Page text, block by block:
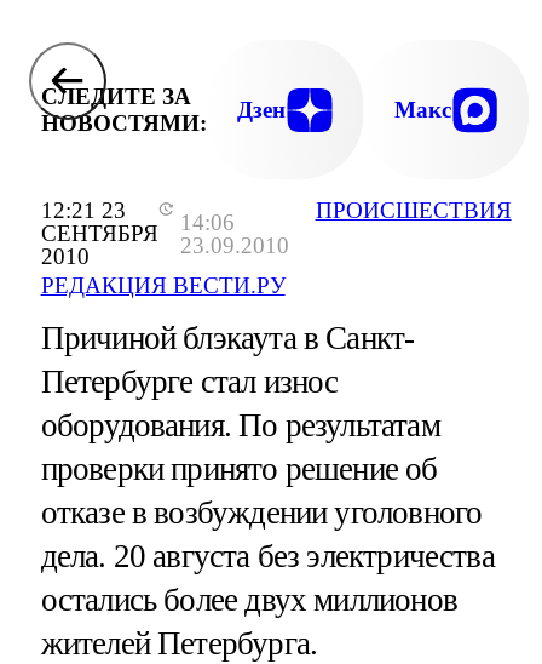
12:21 23
СЕНТЯБРЯ
2010
14:06
23.09.2010
РЕДАКЦИЯ ВЕСТИ.РУ
ПРОИСШЕСТВИЯ
СЛЕДИТЕ ЗА
НОВОСТЯМИ:
Дзен Макс
Причиной блэкаута в Санкт-
Петербурге стал износ
оборудования. По результатам
проверки принято решение об
отказе в возбуждении уголовного
дела. 20 августа без электричества
остались более двух миллионов
жителей Петербурга.